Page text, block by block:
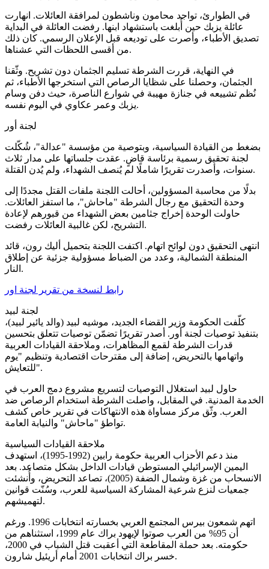
في الطوارئ، تواجد محامون وناشطون لمرافقة العائلات. انهارت
عائلة يزبك حين أُبلغت باستشهاد ابنها. رفضت العائلة في البداية
تصديق الأطباء، وأصرت على توديعه قبل الإعلان الرسمي. كان ذلك
من أقسى اللحظات التي عشناها.
في النهاية، قررت الشرطة تسليم الجثمان دون تشريح. وثّقنا
الجثمان، وحصلنا على شظايا الرصاص التي استخرجها الأطباء، ثم
نُظم تشييعه في جنازة مهيبة في شوارع الناصرة، حيث دفن وسام
يزبك وعمر عكاوي في اليوم نفسه.
لجنة أور
بضغط من القيادة السياسية، وبتوصية من مؤسسة "عدالة"، شُكّلت
لجنة تحقيق رسمية برئاسة قاضٍ. عقدت جلساتها على مدار ثلاث
سنوات، وأصدرت تقريرًا شاملًا لم يُنصف الشهداء، ولم يُدن القتلة.
بدلًا من محاسبة المسؤولين، أحالت اللجنة ملفات القتل مجددًا إلى
وحدة التحقيق مع رجال الشرطة "ماحاش"، ما استفز العائلات.
حاولت الوحدة إخراج جثامين بعض الشهداء من قبورهم لإعادة
التشريح، لكن غالبية العائلات رفضت.
انتهى التحقيق دون لوائح اتهام. اكتفت اللجنة بتحميل أليك رون، قائد
المنطقة الشمالية، وعدد من الضباط مسؤولية جزئية عن إطلاق
النار.
رابط لنسخة من تقرير لجنة اور
لجنة لبيد
كلّفت الحكومة وزير القضاء الجديد، موشيه لبيد (والد يائير لبيد)،
بتنفيذ توصيات لجنة أور. أصدر تقريرًا تضمّن توصيات تتعلق بتحسين
قدرات الشرطة لقمع المظاهرات، وملاحقة القيادات العربية
واتهامها بالتحريض، إضافة إلى مقترحات اقتصادية وتنظيم "يوم
للتعايش".
حاول لبيد استغلال التوصيات لتسريع مشروع دمج العرب في
الخدمة المدنية. في المقابل، واصلت الشرطة استخدام الرصاص ضد
العرب. وثّق مركز مساواة هذه الانتهاكات في تقرير خاص كشف
تواطؤ "ماحاش" والنيابة العامة.
ملاحقة القيادات السياسية
منذ دعم الأحزاب العربية حكومة رابين (1992-1995)، استهدف
اليمين الإسرائيلي المستوطن قيادات الداخل بشكل متصاعد. بعد
الانسحاب من غزة وشمال الضفة (2005)، تصاعد التحريض، وأُنشئت
جمعيات لنزع شرعية المشاركة السياسية للعرب، وسُنّت قوانين
لتهميشهم.
اتهم شمعون بيرس المجتمع العربي بخسارته انتخابات 1996. ورغم
أن 95% من العرب صوتوا لإيهود براك عام 1999، استثناهم من
حكومته. بعد حملة المقاطعة التي أعقبت قتل الشباب في 2000،
خسر براك انتخابات 2001 أمام أريئيل شارون.